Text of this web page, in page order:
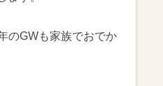
のGWも家族でおでか